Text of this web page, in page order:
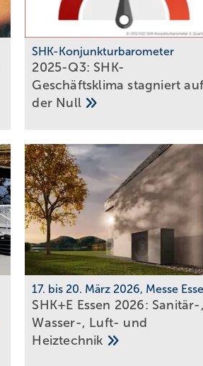
SHK-Konjunkturbarometer
2025-Q3: SHK-
Geschäftsklima stag­niert auf
der Null
17. bis 20. März 2026, Messe
SHK+E Essen 2026: Sanitär-,
Wasser-, Luft- und
Heiztechnik